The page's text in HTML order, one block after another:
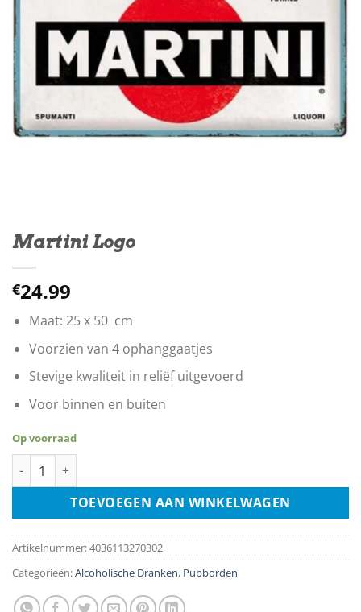
Martini Logo
€24.99
Maat: 25 x 50 cm
Voorzien van 4 ophanggaatjes
Stevige kwaliteit in reliëf uitgevoerd
Voor binnen en buiten
Op voorraad
TOEVOEGEN AAN WINKELWAGEN
Artikelnummer:4036113270302
Categorieën: Alcoholische Dranken Pubborden